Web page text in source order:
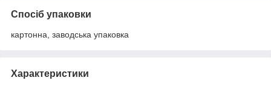
Спосіб упаковки
картонна, заводська упаковка
Характеристики